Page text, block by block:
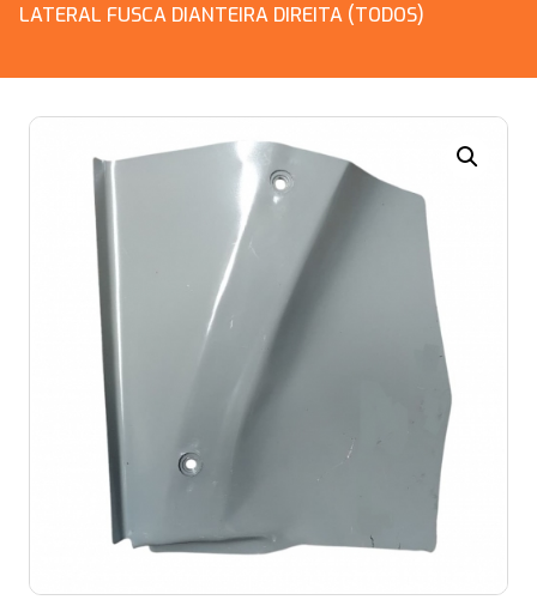
LATERAL FUSCA DIANTEIRA DIREITA (TODOS)